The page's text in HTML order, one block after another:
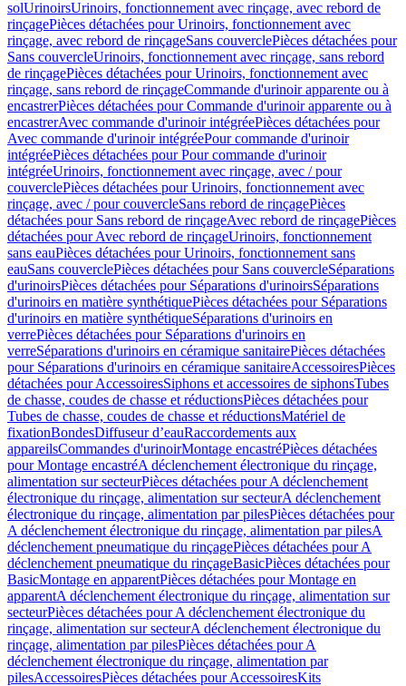
solUrinoirsUrinoirs, fonctionnement avec rinçage, avec rebord de
rinçagePièces détachées pour Urinoirs, fonctionnement avec
rinçage, avec rebord de rinçageSans couverclePièces détachées pour
Sans couvercleUrinoirs, fonctionnement avec rinçage, sans rebord
de rinçagePièces détachées pour Urinoirs, fonctionnement avec
rinçage, sans rebord de rinçageCommande d'urinoir apparente ou à
encastrerPièces détachées pour Commande d'urinoir apparente ou à
encastrerAvec commande d'urinoir intégréePièces détachées pour
Avec commande d'urinoir intégréePour commande d'urinoir
intégréePièces détachées pour Pour commande d'urinoir
intégréeUrinoirs, fonctionnement avec rinçage, avec / pour
couverclePièces détachées pour Urinoirs, fonctionnement avec
rinçage, avec / pour couvercleSans rebord de rinçagePièces
détachées pour Sans rebord de rinçageAvec rebord de rinçagePièces
détachées pour Avec rebord de rinçageUrinoirs, fonctionnement
sans eauPièces détachées pour Urinoirs, fonctionnement sans
eauSans couverclePièces détachées pour Sans couvercleSéparations
d'urinoirsPièces détachées pour Séparations d'urinoirsSéparations
d'urinoirs en matière synthétiquePièces détachées pour Séparations
d'urinoirs en matière synthétiqueSéparations d'urinoirs en
verrePièces détachées pour Séparations d'urinoirs en
verreSéparations d'urinoirs en céramique sanitairePièces détachées
pour Séparations d'urinoirs en céramique sanitaireAccessoiresPièces
détachées pour AccessoiresSiphons et accessoires de siphonsTubes
de chasse, coudes de chasse et réductionsPièces détachées pour
Tubes de chasse, coudes de chasse et réductionsMatériel de
fixationBondesDiffuseur d’eauRaccordements aux
appareilsCommandes d'urinoirMontage encastréPièces détachées
pour Montage encastréA déclenchement électronique du rinçage,
alimentation sur secteurPièces détachées pour A déclenchement
électronique du rinçage, alimentation sur secteurA déclenchement
électronique du rinçage, alimentation par pilesPièces détachées pour
A déclenchement électronique du rinçage, alimentation par pilesA
déclenchement pneumatique du rinçagePièces détachées pour A
déclenchement pneumatique du rinçageBasicPièces détachées pour
BasicMontage en apparentPièces détachées pour Montage en
apparentA déclenchement électronique du rinçage, alimentation sur
secteurPièces détachées pour A déclenchement électronique du
rinçage, alimentation sur secteurA déclenchement électronique du
rinçage, alimentation par pilesPièces détachées pour A
déclenchement électronique du rinçage, alimentation par
pilesAccessoiresPièces détachées pour AccessoiresKits